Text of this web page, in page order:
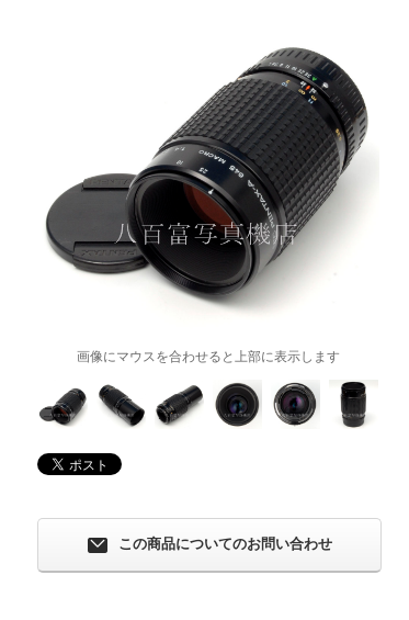
画像にマウスを合わせると上部に表示します
この商品についてのお問い合わせ